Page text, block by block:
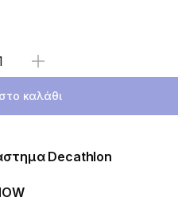
Επιλέξτε ποσότητα
καλάθι
Decathlon